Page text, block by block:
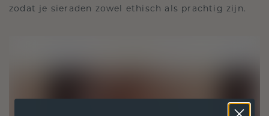
zodat je sieraden zowel ethisch als prachtig zijn.